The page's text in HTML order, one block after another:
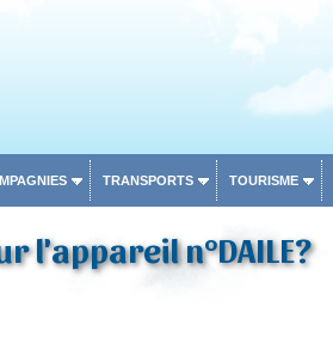
TRANSPORTS TOURISME
l'appareil n°DAILE?